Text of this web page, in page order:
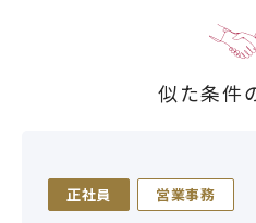
似た条件
正社員 営業事務